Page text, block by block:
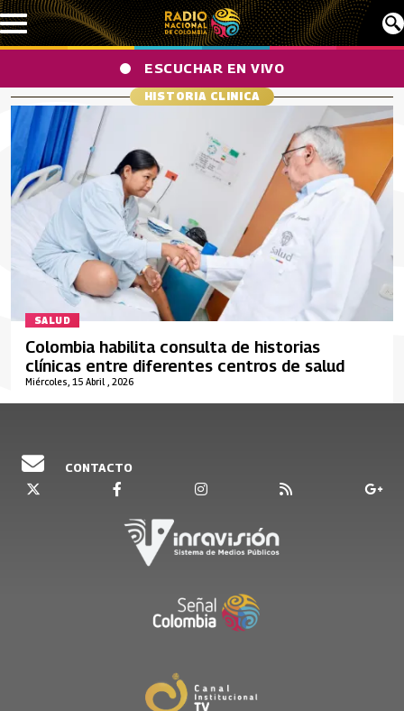
Pasar al contenido principal
ESCUCHAR EN VIVO
HISTORIA CLINICA
SALUD
Miércoles, 15 Abril , 2026
Colombia habilita consulta de historias
clínicas entre diferentes centros de salud
CONTACTO